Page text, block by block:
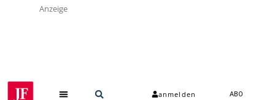
Anzeige
anmelden ABO